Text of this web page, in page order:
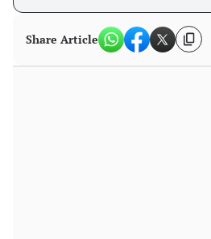
Share Article